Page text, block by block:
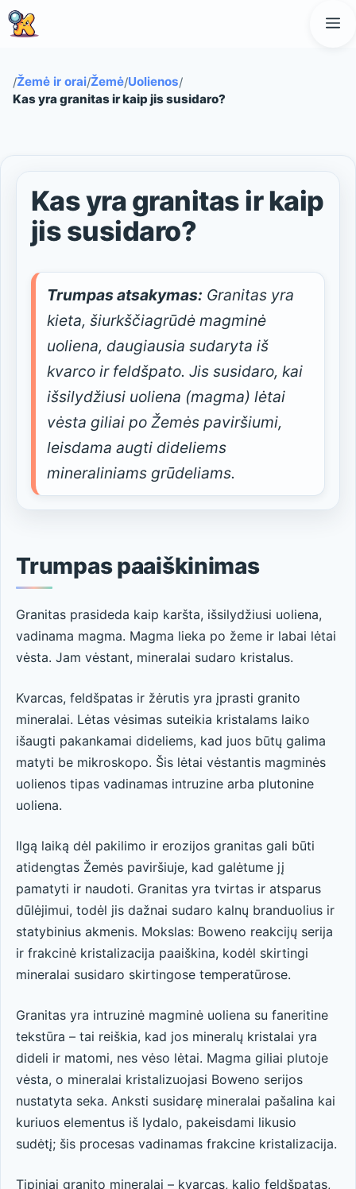
Pereiti
prie
/Žemė ir orai/Žemė/Uolienos/
Kas yra granitas ir kaip jis susidaro?
Kas yra granitas ir kaip
jis susidaro?
Trumpas atsakymas: Granitas yra
kieta, šiurkščiagrūdė magminė
uoliena, daugiausia sudaryta iš
kvarco ir feldšpato. Jis susidaro, kai
išsilydžiusi uoliena (magma) lėtai
vėsta giliai po Žemės paviršiumi,
leisdama augti dideliems
mineraliniams grūdeliams.
Trumpas paaiškinimas
Granitas prasideda kaip karšta, išsilydžiusi uoliena,
vadinama magma. Magma lieka po žeme ir labai lėtai
vėsta. Jam vėstant, mineralai sudaro kristalus.
Kvarcas, feldšpatas ir žėrutis yra įprasti granito
mineralai. Lėtas vėsimas suteikia kristalams laiko
išaugti pakankamai dideliems, kad juos būtų galima
matyti be mikroskopo. Šis lėtai vėstantis magminės
uolienos tipas vadinamas intruzine arba plutonine
uoliena.
Ilgą laiką dėl pakilimo ir erozijos granitas gali būti
atidengtas Žemės paviršiuje, kad galėtume jį
pamatyti ir naudoti. Granitas yra tvirtas ir atsparus
dūlėjimui, todėl jis dažnai sudaro kalnų branduolius ir
statybinius akmenis. Mokslas: Boweno reakcijų serija
ir frakcinė kristalizacija paaiškina, kodėl skirtingi
mineralai susidaro skirtingose ​​temperatūrose.
Granitas yra intruzinė magminė uoliena su faneritine
tekstūra – tai reiškia, kad jos mineralų kristalai yra
dideli ir matomi, nes vėso lėtai. Magma giliai plutoje
vėsta, o mineralai kristalizuojasi Boweno serijos
nustatyta seka. Anksti susidarę mineralai pašalina kai
kuriuos elementus iš lydalo, pakeisdami likusio
sudėtį; šis procesas vadinamas frakcine kristalizacija.
Tipiniai granito mineralai – kvarcas, kalio feldšpatas,